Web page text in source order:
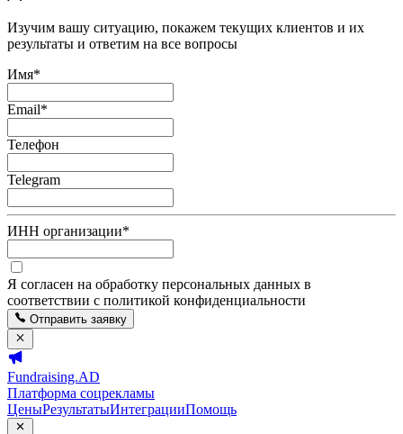
Изучим вашу ситуацию, покажем текущих клиентов и их
результаты и ответим на все вопросы
Имя*
Email*
Телефон
Telegram
ИНН организации*
Я согласен на обработку персональных данных в
соответствии с политикой конфиденциальности
Отправить заявку
Fundraising.AD
Платформа соцрекламы
ЦеныРезультатыИнтеграцииПомощь